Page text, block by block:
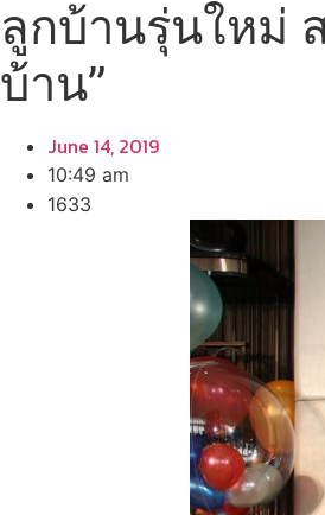
ลูกบ้านรุ่นใหม่
บ้าน”
June 14, 2019
10:49 am
1633